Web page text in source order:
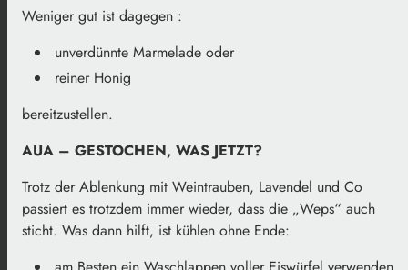
Weniger gut ist dagegen :
unverdünnte Marmelade oder
reiner Honig
bereitzustellen.
AUA – GESTOCHEN, WAS JETZT?
Trotz der Ablenkung mit Weintrauben, Lavendel und Co
passiert es trotzdem immer wieder, dass die „Weps“ auch
sticht. Was dann hilft, ist kühlen ohne Ende: